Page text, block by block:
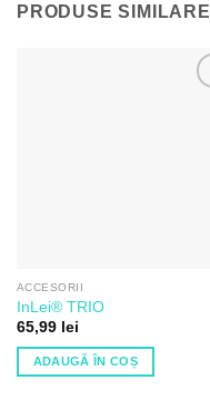
PRODUSE SIMILARE
ACCESORII
InLei® TRIO
65,99 lei
ADAUGĂ ÎN COȘ